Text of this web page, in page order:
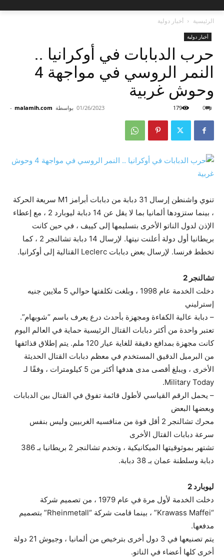
الرئيسية أخبار دولية
أخبار دولية
حرب الدبابات في أوكرانيا ..
النمر الروسي في مواجهة 4
وحوش غربية
بواسطة malamih.com
- 01/26/2023 0
179
تنوي واشنطن إرسال 31 دبابة من دبابات أبرامز M1 سريعة الحركة
، بينما ستزودها ألمانيا بما لا يقل عن 14 دبابة ليوبارد 2 ، مع إعطاء
الإذن لدول الناتو الأخرى بتسليمها إلى كييف ، في حين كانت
بريطانيا أول دولة أعلنت نيتها. لإرسال 14 دبابة تشالنجر 2 ، كما
تخطط فرنسا. لإرسال بعض دبابات Leclerc القتالية إلى أوكرانيا.
تشالنجر 2
دخلت الخدمة عام 1998 ، وبلغت تكلفتها حوالي 5 ملايين جنيه
إسترليني
– دبابة عالية الكفاءة ومجهزة بأحدث درع يعرف باسم “شوبهام”.
تعتبر واحدة من أكثر دبابات القتال الرئيسية حماية في العالم اليوم
كانت مجهزة بمدافع دقيقة للغاية عيار 120 ملم. يتم إطلاق قذائفها
من البرميل الدقيق المستخدم في معظم دبابات القتال الحديثة
الأخرى ، ويبلغ أقصى مدى هدفها أكثر من 5 كيلومترات ، وفقًا لـ
Military Today.
– يحمل الرقم القياسي لأطول قائمة تفوق في القتال بين الدبابات
وبعضها البعض
محرك تشالنجر 2 أقل قوة من منافسيه الغربيين وليس بنفس
سرعة دبابات القتال الأخرى
تشتهر بموثوقيتها الميكانيكية ، وتخدم تشالنجر 2 بريطانيا بـ 386
دبابة وسلطنة عمان بـ 38 دبابة.
ليوبارد 2
دخلت الخدمة لأول مرة في عام 1979 ، من تصميم شركة
“Krawass Maffei” ، بينما قامت شركة “Rheinmetall” بتصميم
مدفعها.
يتم تصنيعها في 3 دول أخرى بترخيص من ألمانيا ، وجيوش 21 دولة
أخرى كلها أعضاء في الناتو.